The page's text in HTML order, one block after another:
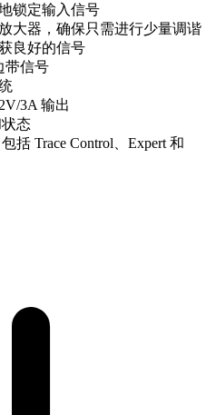
锁定输入信号
大器，确保只需进行少量调谐
良好的信号
带信号
3A 输出
态
括 Trace Control、Expert 和